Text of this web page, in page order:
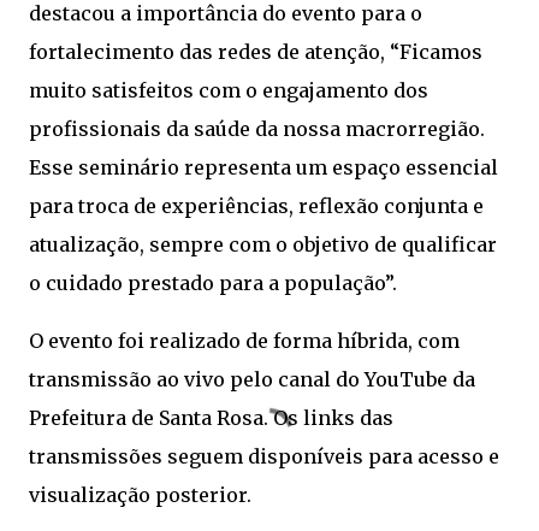
destacou a importância do evento para o
fortalecimento das redes de atenção, “Ficamos
muito satisfeitos com o engajamento dos
profissionais da saúde da nossa macrorregião.
Esse seminário representa um espaço essencial
para troca de experiências, reflexão conjunta e
atualização, sempre com o objetivo de qualificar
o cuidado prestado para a população”.
O evento foi realizado de forma híbrida, com
transmissão ao vivo pelo canal do YouTube da
Prefeitura de Santa Rosa. Os links das
transmissões seguem disponíveis para acesso e
visualização posterior.